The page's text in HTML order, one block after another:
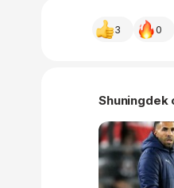
3 0
Shuningdek